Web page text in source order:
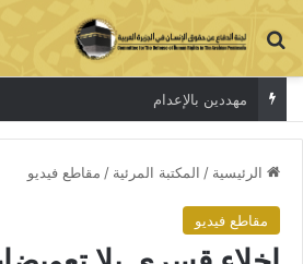
بحث عن
مهددين بالإعدام
الرئيسية / المكتبة المرئية / مقاطع فيديو
مقاطع فيديو